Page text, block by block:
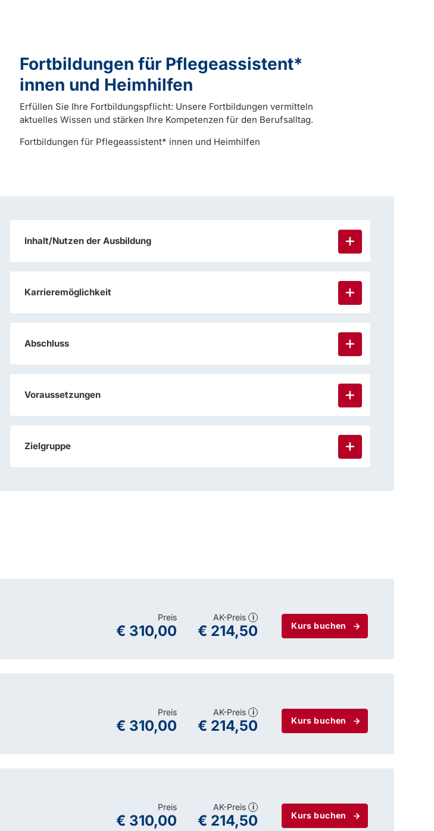
Fortbildungen für Pflegeassistent*
innen und Heimhilfen
Erfüllen Sie Ihre Fortbildungspflicht: Unsere Fortbildungen vermitteln
aktuelles Wissen und stärken Ihre Kompetenzen für den Berufsalltag.
Fortbildungen für Pflegeassistent* innen und Heimhilfen
Inhalt/Nutzen der Ausbildung
Karrieremöglichkeit
Abschluss
Voraussetzungen
Zielgruppe
Kurs buchen
AK-Preis i
€ 214,50
Preis
€ 310,00
Kurs buchen
AK-Preis i
€ 214,50
Preis
€ 310,00
Kurs buchen
AK-Preis i
€ 214,50
Preis
€ 310,00